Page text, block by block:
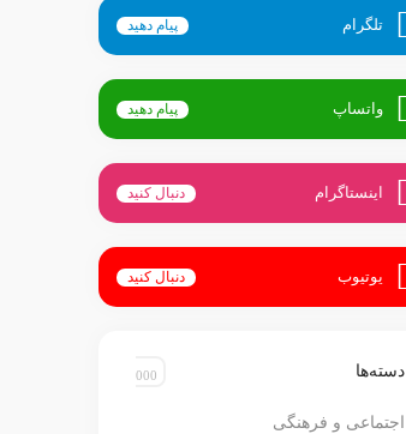
تلگرام پیام دهید
واتساپ پیام دهید
اینستاگرام دنبال کنید
یوتیوب دنبال کنید
دسته‌ها
اجتماعی و فرهنگی